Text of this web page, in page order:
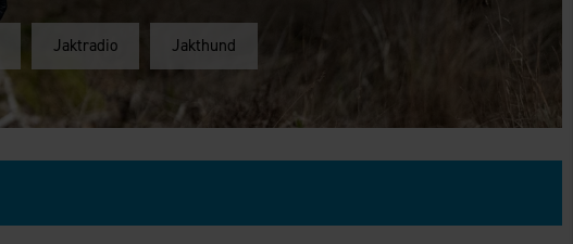
Jaktradio Jakthund